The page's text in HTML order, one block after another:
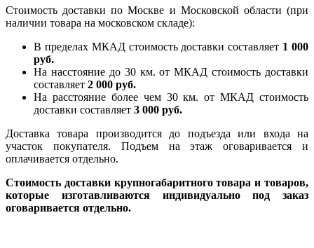
Стоимость доставки по Москве и Московской области (при
наличии товара на московском складе):
В пределах МКАД стоимость доставки составляет 1 000
руб.
На насcтояние до 30 км. от МКАД стоимость доставки
составляет 2 000 руб.
На расстояние более чем 30 км. от МКАД стоимость
доставки составляет 3 000 руб.
Доставка товара производится до подъезда или входа на
участок покупателя. Подъем на этаж оговаривается и
оплачивается отдельно.
Стоимость доставки крупногабаритного товара и товаров,
которые изготавливаются индивидуально под заказ
оговаривается отдельно.